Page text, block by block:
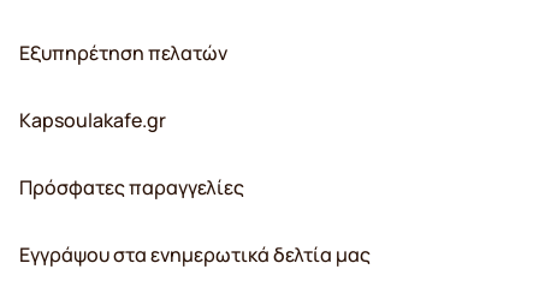
Εξυπηρέτηση πελατών
Kapsoulakafe.gr
Πρόσφατες παραγγελίες
Εγγράψου στα ενημερωτικά δελτία μας